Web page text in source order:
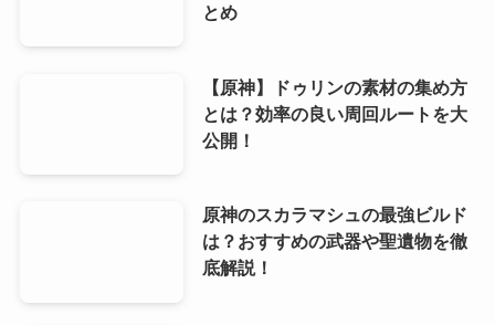
とめ
【原神】ドゥリンの素材の集め方
とは？効率の良い周回ルートを大
公開！
原神のスカラマシュの最強ビルド
は？おすすめの武器や聖遺物を徹
底解説！